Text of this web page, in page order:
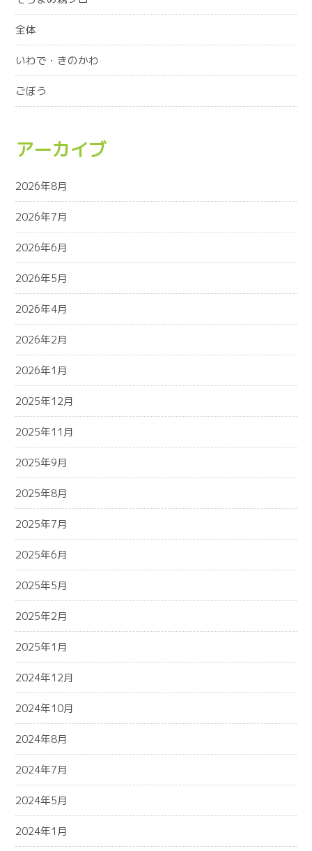
全体
いわで・きのかわ
ごぼう
アーカイブ
2026年8月
2026年7月
2026年6月
2026年5月
2026年4月
2026年2月
2026年1月
2025年12月
2025年11月
2025年9月
2025年8月
2025年7月
2025年6月
2025年5月
2025年2月
2025年1月
2024年12月
2024年10月
2024年8月
2024年7月
2024年5月
2024年1月